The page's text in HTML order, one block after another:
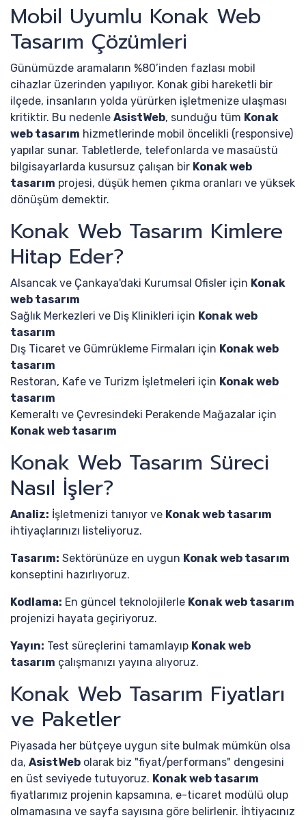
Mobil Uyumlu Konak Web
Tasarım Çözümleri
Günümüzde aramaların %80’inden fazlası mobil
cihazlar üzerinden yapılıyor. Konak gibi hareketli bir
ilçede, insanların yolda yürürken işletmenize ulaşması
kritiktir. Bu nedenle AsistWeb, sunduğu tüm Konak
web tasarım hizmetlerinde mobil öncelikli (responsive)
yapılar sunar. Tabletlerde, telefonlarda ve masaüstü
bilgisayarlarda kusursuz çalışan bir Konak web
tasarım projesi, düşük hemen çıkma oranları ve yüksek
dönüşüm demektir.
Konak Web Tasarım Kimlere
Hitap Eder?
Alsancak ve Çankaya'daki Kurumsal Ofisler için Konak
web tasarım
Sağlık Merkezleri ve Diş Klinikleri için Konak web
tasarım
Dış Ticaret ve Gümrükleme Firmaları için Konak web
tasarım
Restoran, Kafe ve Turizm İşletmeleri için Konak web
tasarım
Kemeraltı ve Çevresindeki Perakende Mağazalar için
Konak web tasarım
Konak Web Tasarım Süreci
Nasıl İşler?
Analiz: İşletmenizi tanıyor ve Konak web tasarım
ihtiyaçlarınızı listeliyoruz.
Tasarım: Sektörünüze en uygun Konak web tasarım
konseptini hazırlıyoruz.
Kodlama: En güncel teknolojilerle Konak web tasarım
projenizi hayata geçiriyoruz.
Yayın: Test süreçlerini tamamlayıp Konak web
tasarım çalışmanızı yayına alıyoruz.
Konak Web Tasarım Fiyatları
ve Paketler
Piyasada her bütçeye uygun site bulmak mümkün olsa
da, AsistWeb olarak biz "fiyat/performans" dengesini
en üst seviyede tutuyoruz. Konak web tasarım
fiyatlarımız projenin kapsamına, e-ticaret modülü olup
olmamasına ve sayfa sayısına göre belirlenir. İhtiyacınız